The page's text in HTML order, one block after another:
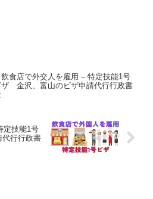
食店で外交人を雇用 – 特定技能1号
ザ 金沢、富山のビザ申請代行行政書
定技能1号
行行政書